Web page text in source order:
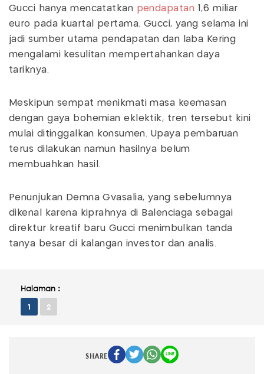
Gucci hanya mencatatkan pendapatan 1,6 miliar
euro pada kuartal pertama. Gucci, yang selama ini
jadi sumber utama pendapatan dan laba Kering
mengalami kesulitan mempertahankan daya
tariknya.
Meskipun sempat menikmati masa keemasan
dengan gaya bohemian eklektik, tren tersebut kini
mulai ditinggalkan konsumen. Upaya pembaruan
terus dilakukan namun hasilnya belum
membuahkan hasil.
Penunjukan Demna Gvasalia, yang sebelumnya
dikenal karena kiprahnya di Balenciaga sebagai
direktur kreatif baru Gucci menimbulkan tanda
tanya besar di kalangan investor dan analis.
Halaman :
1 2
SHARE